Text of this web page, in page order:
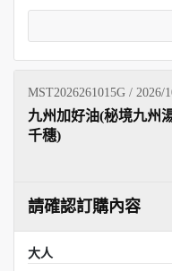
MST2026261015G / 2026/
九州加好油(秘境九州
千穗)
請確認訂購內容
大人